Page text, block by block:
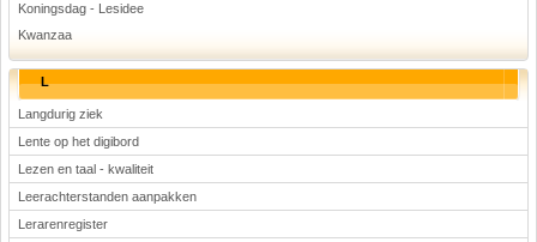
Koningsdag - Lesidee
Kwanzaa
L
Langdurig ziek
Lente op het digibord
Lezen en taal - kwaliteit
Leerachterstanden aanpakken
Lerarenregister